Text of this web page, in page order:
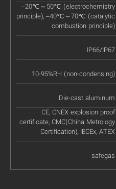
–20℃～50℃ (electrochemistry
principle), –40℃～70℃ (catalytic
combustion principle)
IP66/IP67
10-95%RH (non-condensing)
Die-cast aluminum
CE, CNEX explosion proof
certificate, CMC(China Metrology
Certification), IECEx, ATEX
safegas